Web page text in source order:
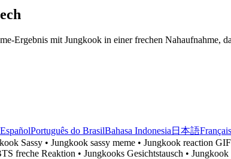
Ergebnis mit Jungkook in einer frechen Nahaufnahme,
EspañolPortuguês do BrasilBahasa Indonesia 日本語Français
Sassy • Jungkook sassy meme • Jungkook reaction
freche Reaktion • Jungkooks Gesichtstausch •